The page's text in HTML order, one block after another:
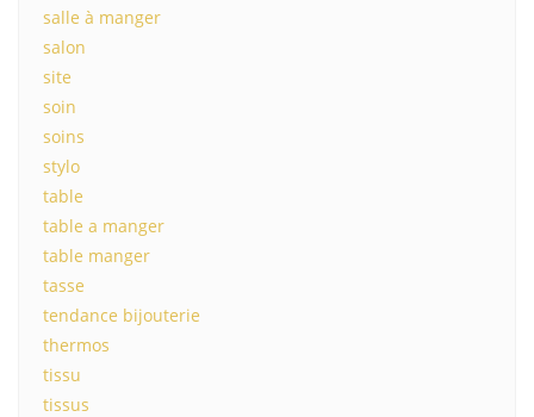
salle à manger
salon
site
soin
soins
stylo
table
table a manger
table manger
tasse
tendance bijouterie
thermos
tissu
tissus